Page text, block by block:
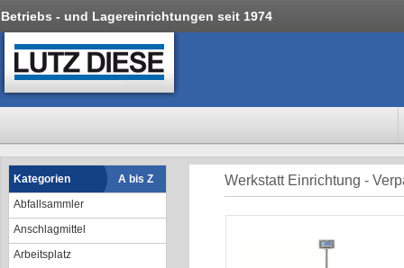
Betriebs - und Lagereinrichtungen seit 1974
Kategorien
A bis Z
Abfallsammler
Anschlagmittel
Arbeitsplatz
Werkstatt Einrichtung -